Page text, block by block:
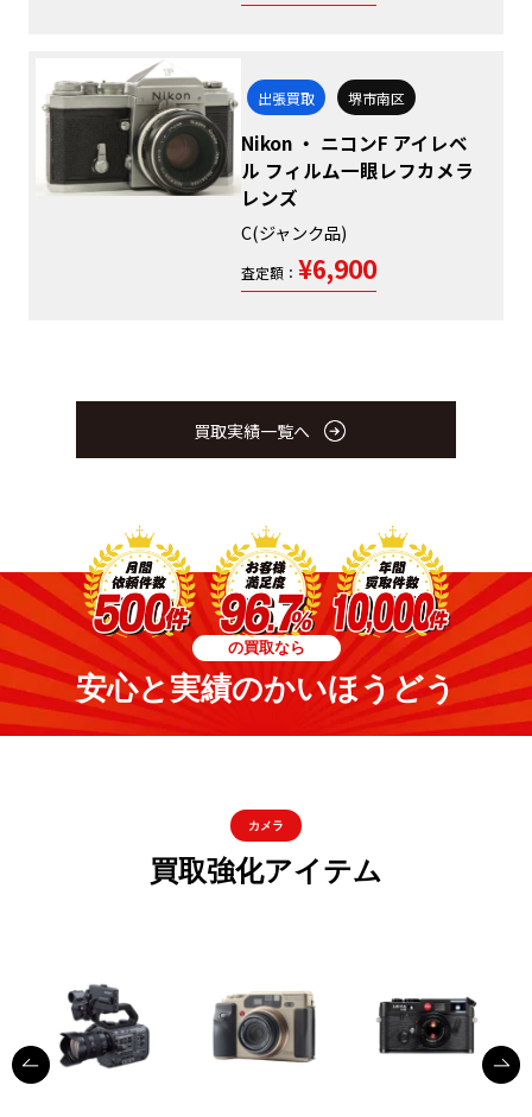
出張買取 堺市南区
Nikon ・ ニコンF アイレベ
ル フィルム一眼レフカメラ
レンズ
C(ジャンク品)
査定額： ¥6,900
買取実績一覧へ
の買取なら
安心と実績のかいほうどう
カメラ
買取強化アイテム